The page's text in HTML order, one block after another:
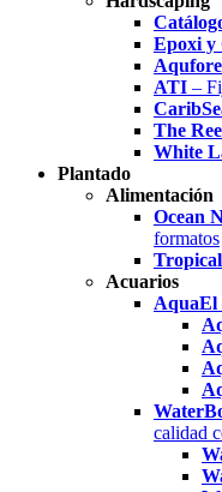
Epoxi y
ATI –
The
White
Plantado
Alimentación
Ocean
formatos
Tropical
Acuarios
AquaEl
calidad